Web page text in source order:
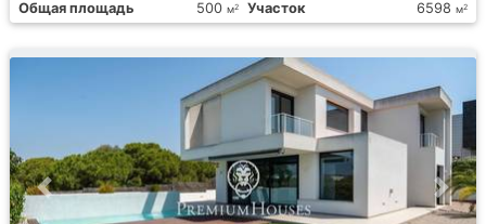
Общая площадь
500 м2 Участок 6598 м2